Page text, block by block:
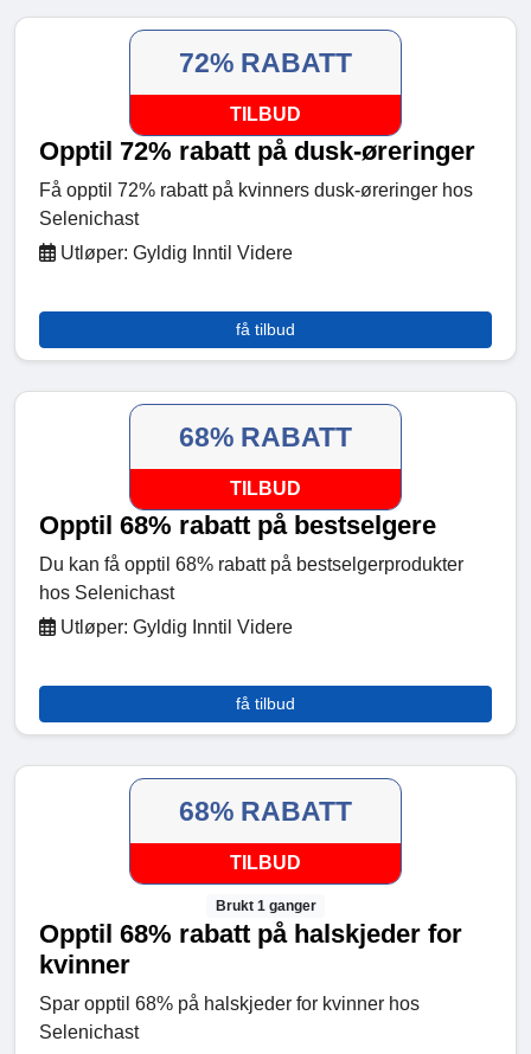
72% RABATT
TILBUD
Opptil 72% rabatt på dusk-øreringer
Få opptil 72% rabatt på kvinners dusk-øreringer hos
Selenichast
Utløper: Gyldig Inntil Videre
få tilbud
68% RABATT
TILBUD
Opptil 68% rabatt på bestselgere
Du kan få opptil 68% rabatt på bestselgerprodukter
hos Selenichast
Utløper: Gyldig Inntil Videre
få tilbud
68% RABATT
TILBUD
Brukt 1 ganger
Opptil 68% rabatt på halskjeder for
kvinner
Spar opptil 68% på halskjeder for kvinner hos
Selenichast